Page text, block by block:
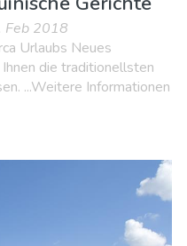
Feb 2018
Urlaubs Neues
die traditionellsten
...Weitere Informationen